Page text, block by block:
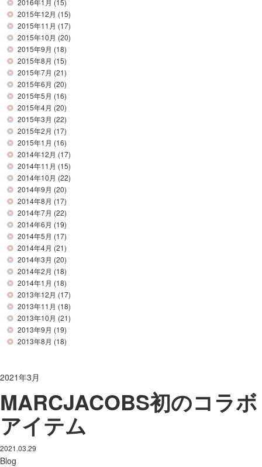
2015年12月 (15)
2015年11月 (17)
2015年10月 (20)
2015年9月 (18)
2015年8月 (15)
2015年7月 (21)
2015年6月 (20)
2015年5月 (16)
2015年4月 (20)
2015年3月 (22)
2015年2月 (17)
2015年1月 (16)
2014年12月 (17)
2014年11月 (15)
2014年10月 (22)
2014年9月 (20)
2014年8月 (17)
2014年7月 (22)
2014年6月 (19)
2014年5月 (17)
2014年4月 (21)
2014年3月 (20)
2014年2月 (18)
2014年1月 (18)
2013年12月 (17)
2013年11月 (18)
2013年10月 (21)
2013年9月 (19)
2013年8月 (18)
2021年3月
MARCJACOBS初のコラボ
アイテム
2021.03.29
Blog